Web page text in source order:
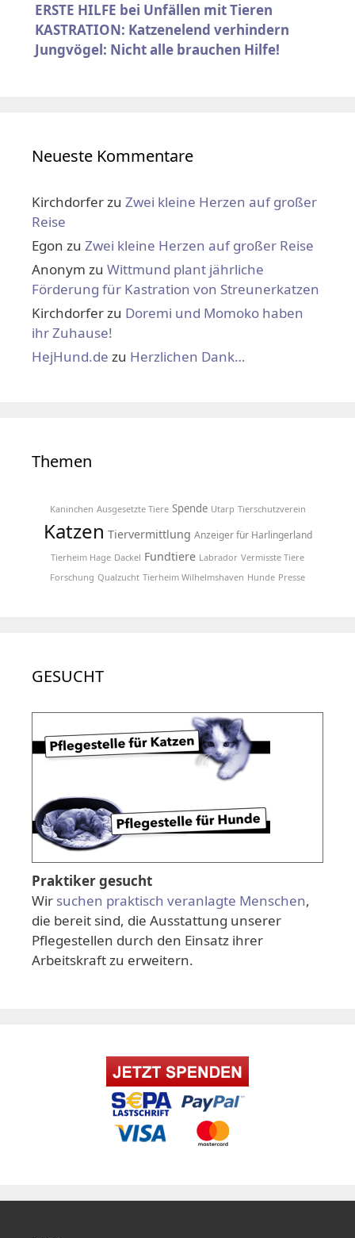
ERSTE HILFE bei Unfällen mit Tieren
KASTRATION: Katzenelend verhindern
Jungvögel: Nicht alle brauchen Hilfe!
Neueste Kommentare
Kirchdorferzu Zwei kleine Herzen auf großer
Reise
Egon zu Zwei kleine Herzen auf großer Reise
Anonym zu Wittmund plant jährliche
Förderung für Kastration von Streunerkatzen
Kirchdorferzu Doremi und Momoko haben
ihr Zuhause!
HejHund.de zu Herzlichen Dank…
Themen
Kaninchen Ausgesetzte Tiere Spende Utarp Tierschutzverein
Katzen Tiervermittlung Anzeiger für Harlingerland
Tierheim Hage Dackel Fundtiere Labrador Vermisste Tiere
Forschung Qualzucht Tierheim Wilhelmshaven Hunde Presse
GESUCHT
Praktiker gesucht
Wir suchen praktisch veranlagte Menschen,
die bereit sind, die Ausstattung unserer
Pflegestellen durch den Einsatz ihrer
Arbeitskraft zu erweitern.